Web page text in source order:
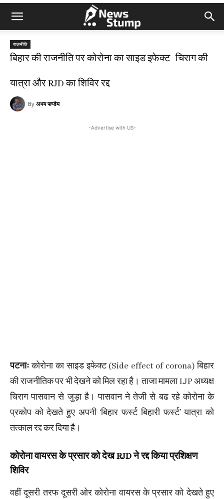
राजनीति
बिहार की राजनीति पर कोरोना का साइड इफेक्ट- चिराग की
यात्रा और RJD का शिविर रद्द
By अभय पाण्डेय
-Advertise with US-
पटनाःकोरोना का साइड इफेक्ट (Side effect of corona) बिहार
की राजनीतिक पर भी देखने को मिल रहा है। ताजा मामला LJP अध्यक्ष
चिराग पासवान से जुड़ा है। पासवान ने तेजी से बढ रहे कोरोना के
प्रकोप को देखते हुए अपनी ‘बिहार फर्स्ट बिहारी फर्स्ट’ यात्रा को
तत्काल रद्द कर दिया है।
कोरोना वायरस के प्रसार को देख RJD ने रद्द किया प्रशिक्षण
शिविर
वहीं दूसरी तरफ दूसरी ओर कोरोना वायरस के प्रसार को देखते हुए